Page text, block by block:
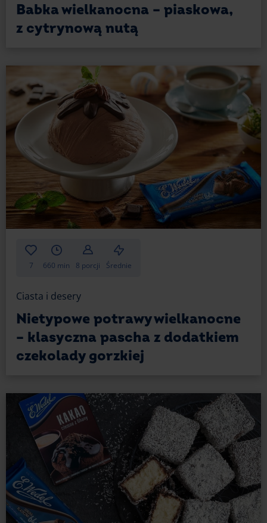
Babka wielkanocna – piaskowa,
z cytrynową nutą
7 660 min 8 porcji Średnie
Ciasta i desery
Nietypowe potrawy wielkanocne
– klasyczna pascha z dodatkiem
czekolady gorzkiej